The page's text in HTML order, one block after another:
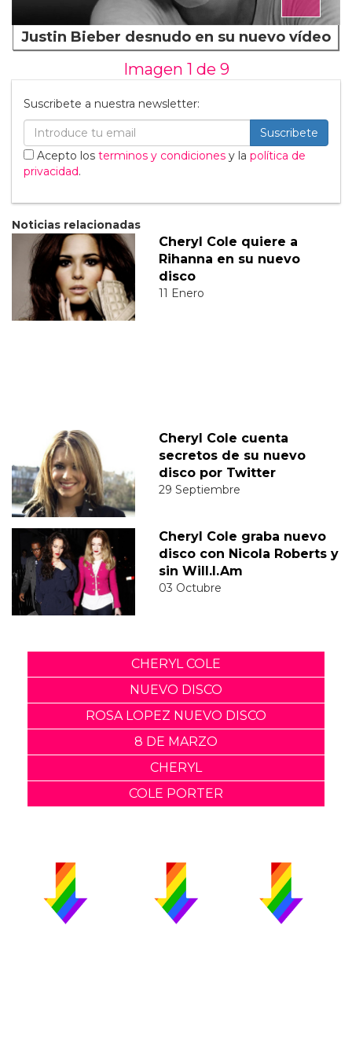
Justin Bieber desnudo en su nuevo vídeo
Imagen 1 de 9
Suscribete a nuestra newsletter:
Suscribete
Acepto los terminos y condiciones y la política de
privacidad.
Noticias relacionadas
Cheryl Cole quiere a
Rihanna en su nuevo
disco
11 Enero
Cheryl Cole cuenta
secretos de su nuevo
disco por Twitter
29 Septiembre
Cheryl Cole graba nuevo
disco con Nicola Roberts y
sin Will.I.Am
03 Octubre
CHERYL COLE
NUEVO DISCO
ROSA LOPEZ NUEVO DISCO
8 DE MARZO
CHERYL
COLE PORTER